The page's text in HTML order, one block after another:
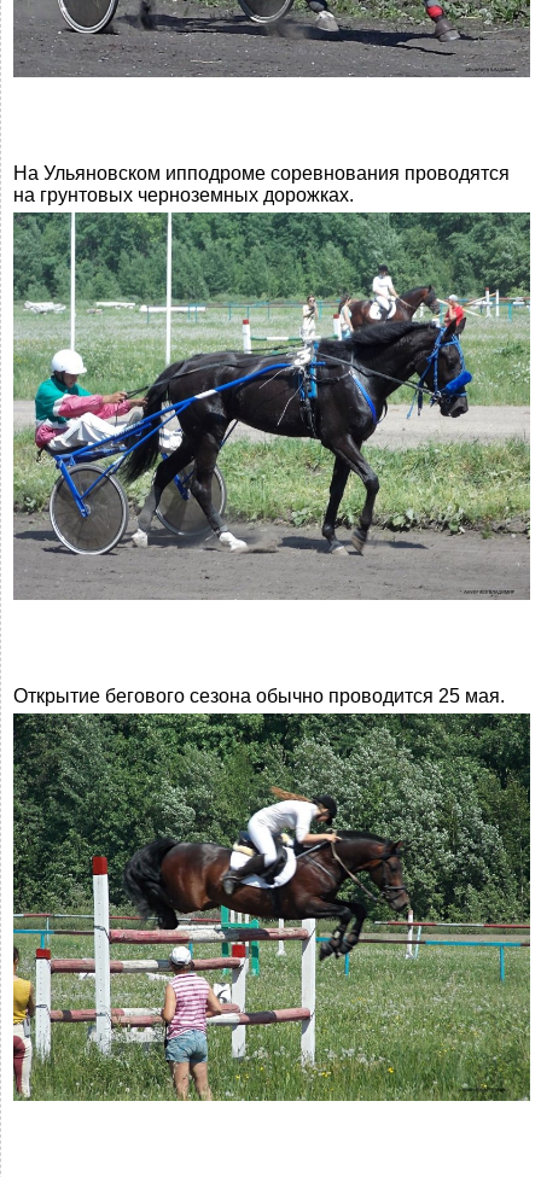
На Ульяновском ипподроме соревнования проводятся
на грунтовых черноземных дорожках.
Открытие бегового сезона обычно проводится 25 мая.